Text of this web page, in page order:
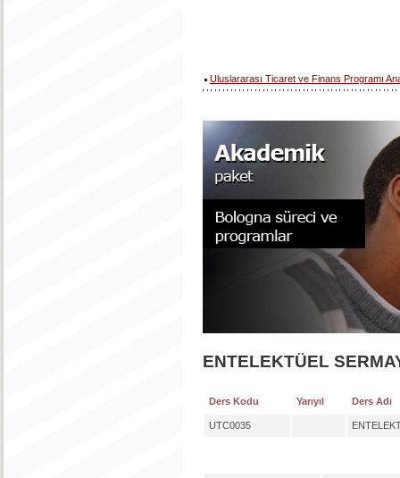
Uluslararası Ticaret ve Finans Programı
ENTELEKTÜEL
Ders Kodu Yarıyıl Ders Adı
UTC0035